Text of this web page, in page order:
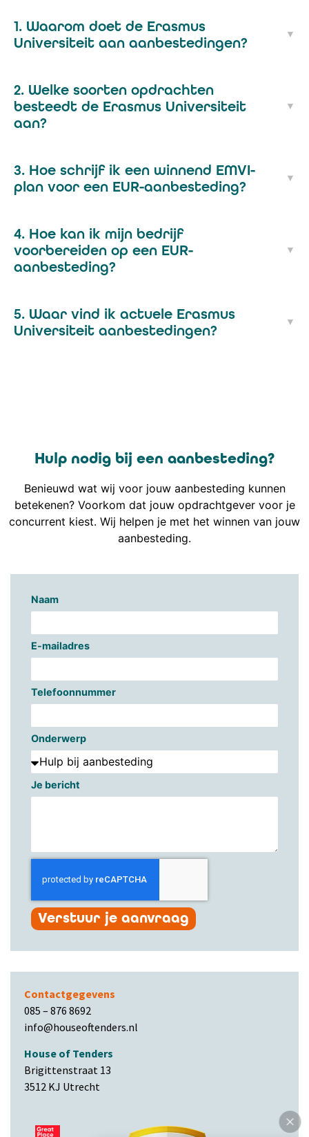
1. Waarom doet de Erasmus
Universiteit aan aanbestedingen?
2. Welke soorten opdrachten
besteedt de Erasmus Universiteit
aan?
3. Hoe schrijf ik een winnend EMVI-
plan voor een EUR-aanbesteding?
4. Hoe kan ik mijn bedrijf
voorbereiden op een EUR-
aanbesteding?
5. Waar vind ik actuele Erasmus
Universiteit aanbestedingen?
Hulp nodig bij een aanbesteding?
Benieuwd wat wij voor jouw aanbesteding kunnen
betekenen? Voorkom dat jouw opdrachtgever voor je
concurrent kiest. Wij helpen je met het winnen van jouw
aanbesteding.
Naam
E-mailadres
Telefoonnummer
Onderwerp
Je bericht
Verstuur je aanvraag
Contactgegevens
085 – 876 8692
info@houseoftenders.nl
House of Tenders
Brigittenstraat 13
3512 KJ Utrecht